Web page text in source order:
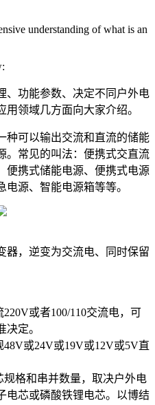
understanding of what is an
、功能参数、决定不同户外电
领域几方面向大家介绍。
种可以输出交流和直流的储能
。常见的叫法：便携式交直流
便携式储能电源、便携式电源
源、智能电源箱等等。
器，逆变为交流电、同时保留
或者100/110交流电，可
定。
或24V或19V或12V或5V直
格和串并数量，取决户外电
电芯或磷酸铁锂电芯。以博结